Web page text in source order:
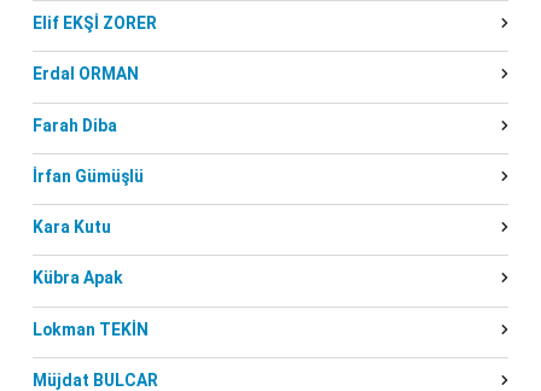
Elif EKŞİ ZORER
Erdal ORMAN
Farah Diba
İrfan Gümüşlü
Kara Kutu
Kübra Apak
Lokman TEKİN
Müjdat BULCAR